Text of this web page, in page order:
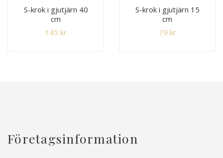
S-krok i gjutjärn 40
cm
145 kr
S-krok i gjutjärn 15
cm
79 kr
Företagsinformation